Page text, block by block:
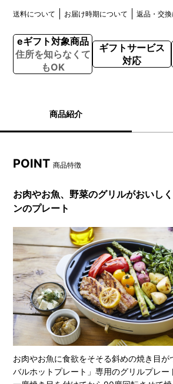
送料について お届け時期について 返品・交
eギフト対象商品
住所を知らなくて
もOK
ギフトサービス
対応
商品紹介
POINT商品特徴
お肉やお魚、野菜のグリルがおいし
ンのプレート
お肉やお魚に食欲をそそる斜めの焼き目が
バルホットプレート」専用のグリルプレー